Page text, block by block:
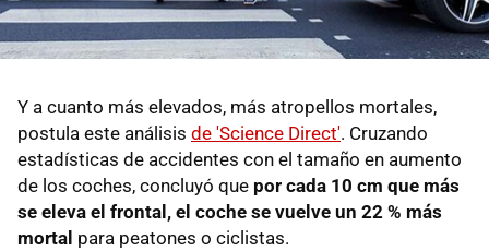
Y a cuanto más elevados, más atropellos mortales,
postula este análisis de 'Science Direct'. Cruzando
estadísticas de accidentes con el tamaño en aumento
de los coches, concluyó que por cada 10 cm que más
se eleva el frontal, el coche se vuelve un 22 % más
mortal para peatones o ciclistas.